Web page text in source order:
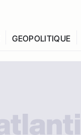
GEOPOLITIQUE